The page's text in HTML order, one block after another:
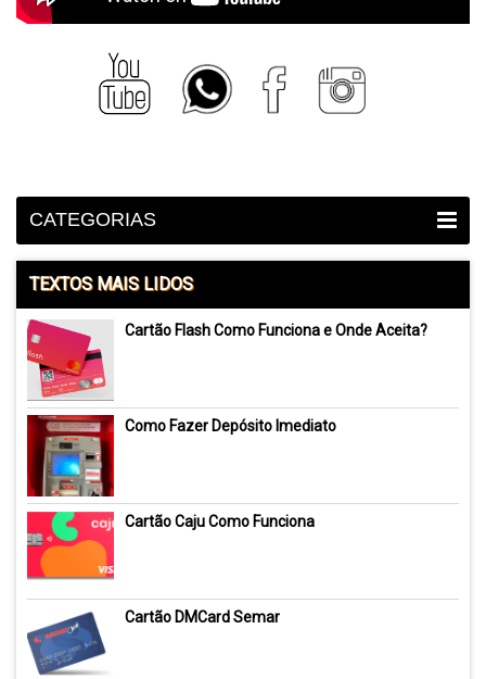
CATEGORIAS
TEXTOS MAIS LIDOS
Cartão Flash Como Funciona e Onde Aceita?
Como Fazer Depósito Imediato
Cartão Caju Como Funciona
Cartão DMCard Semar